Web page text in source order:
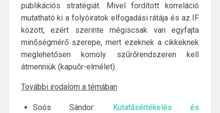
publikációs stratégiát. Mivel fordított korreláció
mutatható ki a folyóiratok elfogadási rátája és az IF
között, ezért szerinte mégiscsak van egyfajta
minőségmérő szerepe, mert ezeknek a cikkeknek
meglehetősen komoly szűrőrendszeren kell
átmenniük (kapuőr-elmélet).
További irodalom a témában
Soós Sándor: Kutatásértékelés és